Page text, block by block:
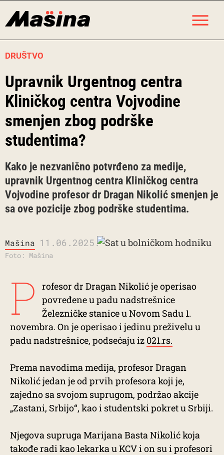
DRUŠTVO
Upravnik Urgentnog centra
Kliničkog centra Vojvodine
smenjen zbog podrške
studentima?
Kako je nezvanično potvrđeno za medije,
upravnik Urgentnog centra Kliničkog centra
Vojvodine profesor dr Dragan Nikolić smenjen je
sa ove pozicije zbog podrške studentima.
Mašina 11.06.2025.
Foto: Mašina
P
rofesor dr Dragan Nikolić je operisao
povređene u padu nadstrešnice
Železničke stanice u Novom Sadu 1.
novembra. On je operisao i jedinu preživelu u
padu nadstrešnice, podsećaju iz 021.rs.
Prema navodima medija, profesor Dragan
Nikolić jedan je od prvih profesora koji je,
zajedno sa svojom suprugom, podržao akcije
„Zastani, Srbijo“, kao i studentski pokret u Srbiji.
Njegova supruga Marijana Basta Nikolić koja
takođe radi kao lekarka u KCV i on su i profesori